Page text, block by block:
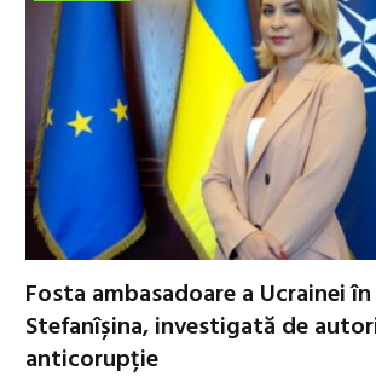
Fosta ambasadoare a Ucrainei în
Stefanîșina, investigată de
anticorupție